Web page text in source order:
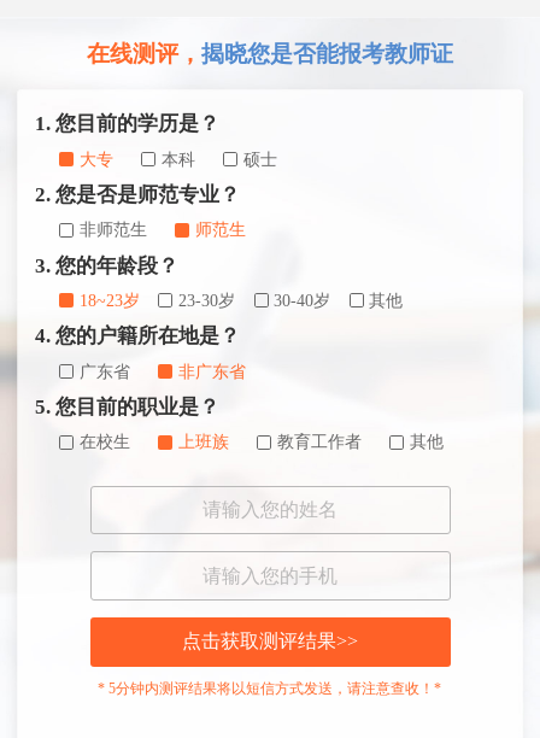
在线测评， 揭晓您是否能报考教师证
1. 您目前的学历是？
大专 本科 硕士
2. 您是否是师范专业？
非师范生 师范生
3. 您的年龄段？
18~23岁 23-30岁 30-40岁 其他
4. 您的户籍所在地是？
广东省 非广东省
5. 您目前的职业是？
在校生 上班族 教育工作者 其他
点击获取测评结果>>
* 5分钟内测评结果将以短信方式发送，请注意查收！*